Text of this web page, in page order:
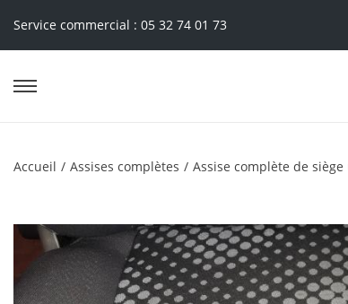
Service commercial : 05 32 74 01 73
Accueil / Assises complètes / Assise complète de